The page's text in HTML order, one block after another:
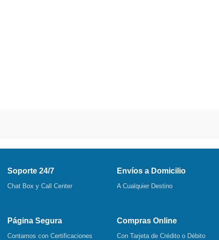
Soporte 24/7
Chat Box y Call Center
Envíos a Domicilio
A Cualquier Destino
Página Segura
Contamos con Certificaciones
Compras Online
Con Tarjeta de Crédito o Débito